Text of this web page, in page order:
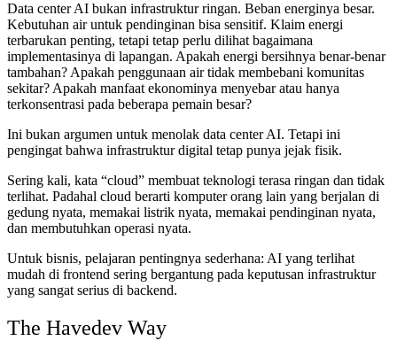
Data center AI bukan infrastruktur ringan. Beban energinya besar.
Kebutuhan air untuk pendinginan bisa sensitif. Klaim energi
terbarukan penting, tetapi tetap perlu dilihat bagaimana
implementasinya di lapangan. Apakah energi bersihnya benar-benar
tambahan? Apakah penggunaan air tidak membebani komunitas
sekitar? Apakah manfaat ekonominya menyebar atau hanya
terkonsentrasi pada beberapa pemain besar?
Ini bukan argumen untuk menolak data center AI. Tetapi ini
pengingat bahwa infrastruktur digital tetap punya jejak fisik.
Sering kali, kata “cloud” membuat teknologi terasa ringan dan tidak
terlihat. Padahal cloud berarti komputer orang lain yang berjalan di
gedung nyata, memakai listrik nyata, memakai pendinginan nyata,
dan membutuhkan operasi nyata.
Untuk bisnis, pelajaran pentingnya sederhana: AI yang terlihat
mudah di frontend sering bergantung pada keputusan infrastruktur
yang sangat serius di backend.
The Havedev Way